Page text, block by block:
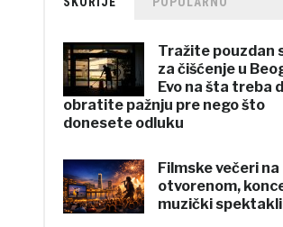
Tražite pouzdan
za čišćenje u
Evo na šta treba
obratite pažnju pre nego što
donesete odluku
Filmske večeri na
otvorenom,
muzički spektakli